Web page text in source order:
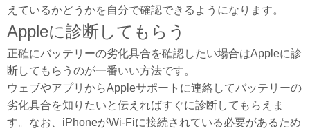
えているかどうかを自分で確認できるようになります。
Appleに診断してもらう
正確にバッテリーの劣化具合を確認したい場合はAppleに診
断してもらうのが一番いい方法です。
ウェブやアプリからAppleサポートに連絡してバッテリーの
劣化具合を知りたいと伝えればすぐに診断してもらえま
す。なお、iPhoneがWi-Fiに接続されている必要があるため